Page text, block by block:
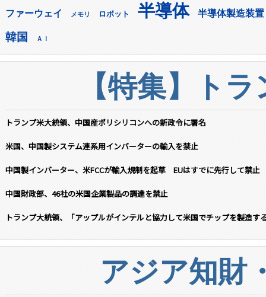
ファーウェイ メモリ ロボット 半導体 半導体製造装置
韓国 ＡＩ
【特集】ト
トランプ米大統領、中国産ポリシリコンへの新政令に署名
米国、中国製システム連系用インバーターの輸入を禁止
中国製インバーター、米FCCが輸入規制を起草 EUはすでに先行して禁止
中国財政部、46社の米国企業製品の調達を禁止
トランプ大統領、「アップルがインテルと協力して米国でチップを製造す
アジア知財